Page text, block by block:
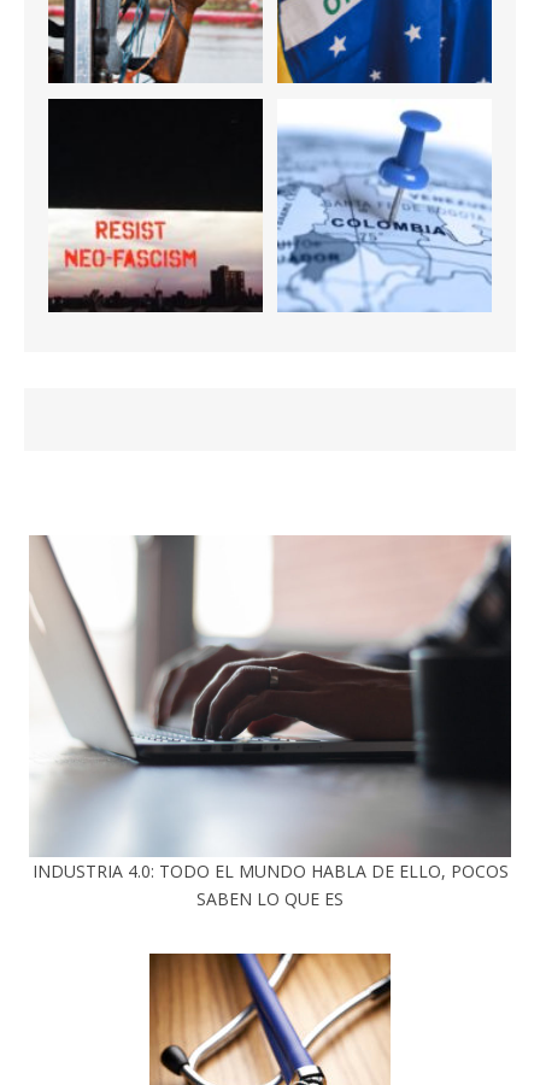
INDUSTRIA 4.0: TODO EL MUNDO HABLA DE ELLO, POCOS
SABEN LO QUE ES